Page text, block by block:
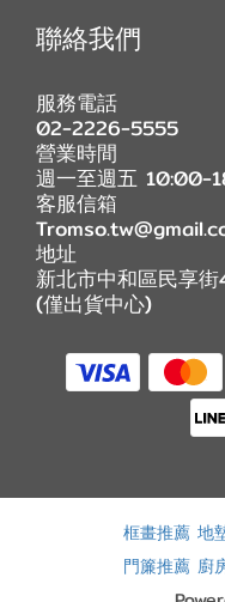
聯絡我們
服務電話
02-2226-5555
營業時間
週一至週五 10:00-
客服信箱
地址
新北市中和區民享
(僅出貨中心)
框畫推薦 地
門簾推薦 廚